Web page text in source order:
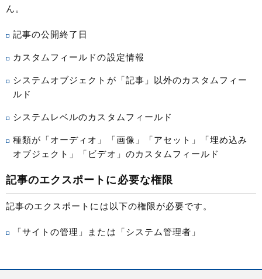
ん。
記事の公開終了日
カスタムフィールドの設定情報
システムオブジェクトが「記事」以外のカスタムフィー
ルド
システムレベルのカスタムフィールド
種類が「オーディオ」「画像」「アセット」「埋め込み
オブジェクト」「ビデオ」のカスタムフィールド
記事のエクスポートに必要な権限
記事のエクスポートには以下の権限が必要です。
「サイトの管理」または「システム管理者」